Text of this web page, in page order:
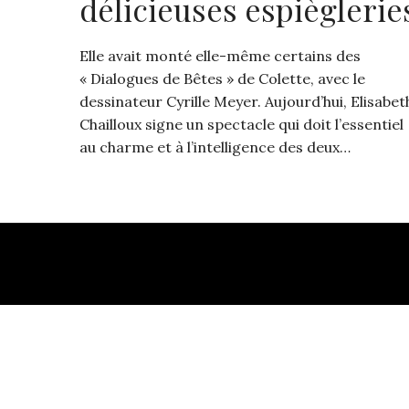
délicieuses
Elle avait monté elle-même certains des
« Dialogues de Bêtes » de Colette, avec le
dessinateur Cyrille Meyer. Aujourd’hui,
Chailloux signe un spectacle qui doit l’essentiel
au charme et à l’intelligence des deux…